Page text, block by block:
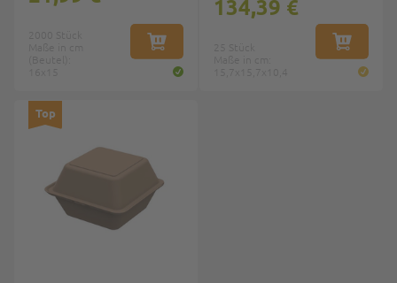
IN DEN WARENKORB IN DEN
134,39 €
Top